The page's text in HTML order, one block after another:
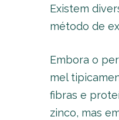
Existem
método de
Embora o
mel
fibras e
zinco, mas